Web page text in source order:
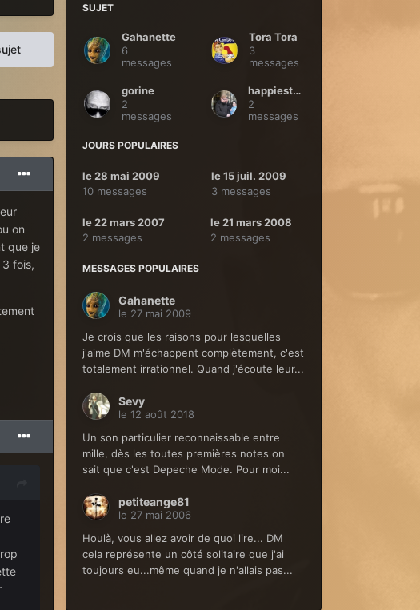
on
que je
fois,
SUJET
Gahanette
6
messages
Tora Tora
3
messages
gorine
2
messages
happiestgirl
2
messages
JOURS POPULAIRES
le 28 mai 2009
10 messages
le 15 juil. 2009
3 messages
le 22 mars 2007
2 messages
le 21 mars 2008
2 messages
MESSAGES POPULAIRES
Gahanette
le 27 mai 2009
Je crois que les raisons pour lesquelles
j'aime DM m'échappent complètement, c'est
totalement irrationnel. Quand j'écoute leur...
Sevy
le 12 août 2018
Un son particulier reconnaissable entre
mille, dès les toutes premières notes on
sait que c'est Depeche Mode. Pour moi...
petiteange81
le 27 mai 2006
Houlà, vous allez avoir de quoi lire... DM
cela représente un côté solitaire que j'ai
toujours eu...même quand je n'allais pas...